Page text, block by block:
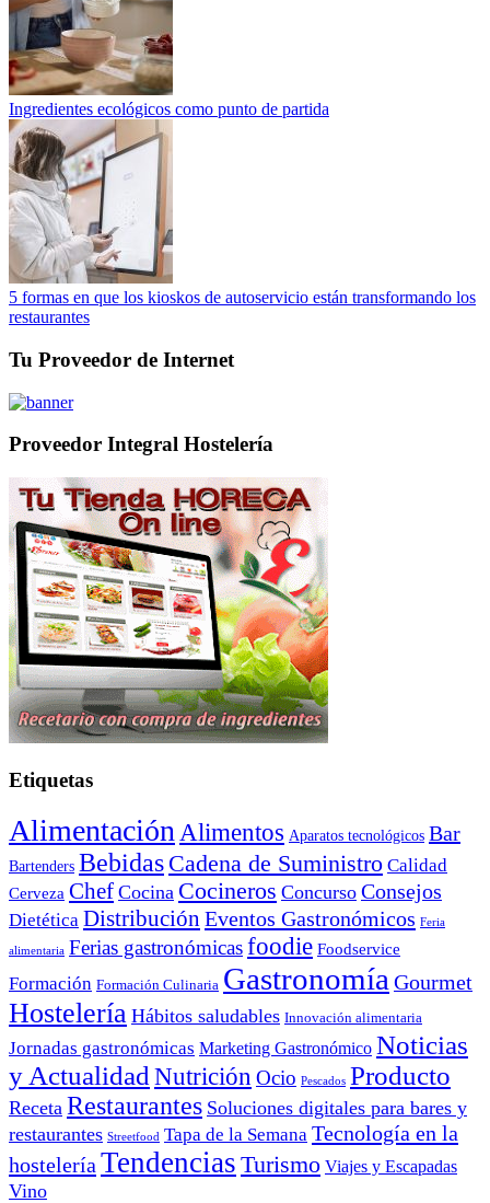
Ingredientes ecológicos como punto de partida
5 formas en que los kioskos de autoservicio están transformando los
restaurantes
Tu Proveedor de Internet
Proveedor Integral Hostelería
Etiquetas
Alimentación Alimentos Aparatos tecnológicos Bar
Bartenders Bebidas Cadena de Suministro Calidad
Cerveza Chef Cocina Cocineros Concurso Consejos
Dietética Distribución Eventos Gastronómicos Feria
alimentaria Ferias gastronómicasfoodie Foodservice
Formación Formación Culinaria Gastronomía Gourmet
Hostelería Hábitos saludables Innovación alimentaria
Jornadas gastronómicas Marketing Gastronómico Noticias
y Actualidad Nutrición Ocio Pescados Producto
Receta Restaurantes Soluciones digitales para bares y
restaurantes Streetfood Tapa de la Semana Tecnología en la
hostelería Tendencias Turismo Viajes y Escapadas
Vino